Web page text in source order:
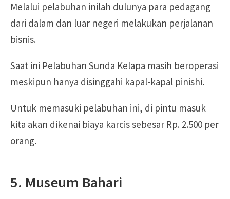
Melalui pelabuhan inilah dulunya para pedagang
dari dalam dan luar negeri melakukan perjalanan
bisnis.
Saat ini Pelabuhan Sunda Kelapa masih beroperasi
meskipun hanya disinggahi kapal-kapal pinishi.
Untuk memasuki pelabuhan ini, di pintu masuk
kita akan dikenai biaya karcis sebesar Rp. 2.500 per
orang.
5. Museum Bahari